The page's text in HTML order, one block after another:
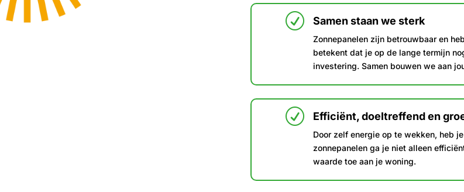
R Samen staan we sterk
Zonnepanelen zijn betrouwbaar en
betekent dat je op de lange termijn
investering. Samen bouwen we aan
R Efficiënt, doeltreffend en
Door zelf energie op te wekken, heb
zonnepanelen ga je niet alleen
waarde toe aan je woning.